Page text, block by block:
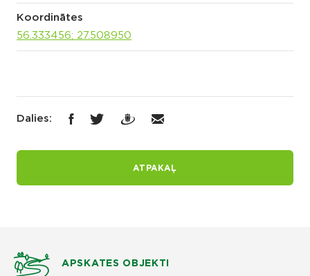
Koordinātes
56.333456; 27.508950
Dalies:
ATPAKAĻ
APSKATES OBJEKTI